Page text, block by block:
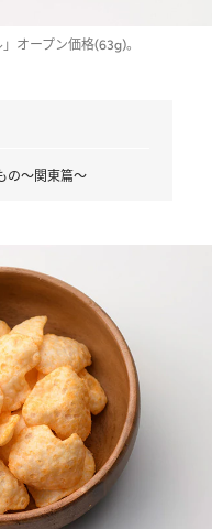
オープン価格(63g)。
の～関東篇～